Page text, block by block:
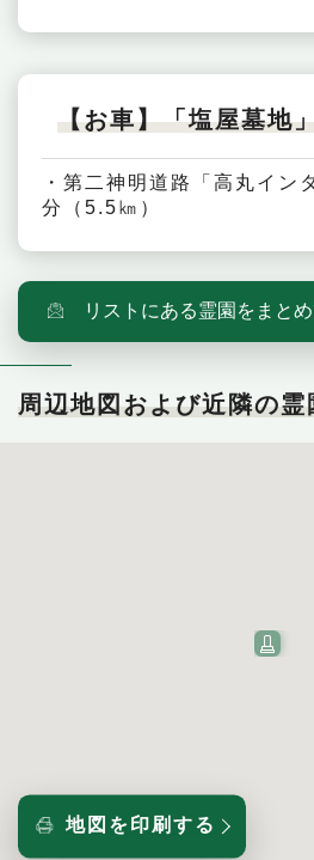
【お車】「塩屋墓地
・第二神明道路「高丸イン
分（5.5㎞）
リストにある霊園をまと
周辺地図および近隣の霊
地図を印刷する